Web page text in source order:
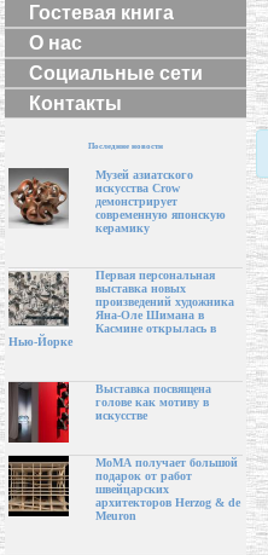
Гостевая книга
О нас
Социальные сети
Контакты
Последние новости
Музей азиатского
искусства Crow
демонстрирует
современную японскую
керамику
Первая персональная
выставка новых
произведений художника
Яна-Оле Шимана в
Касмине открылась в
Нью-Йорке
Выставка посвящена
голове как мотиву в
искусстве
МоМА получает большой
подарок от работ
швейцарских
архитекторов Herzog & de
Meuron